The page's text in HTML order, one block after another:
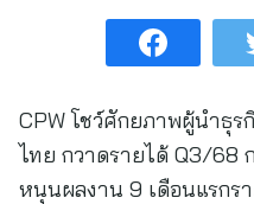
CPW โชว์ศักยภาพผู้นำธุ
ไทย กวาดรายได้ Q3/68
หนุนผลงาน 9 เดือนแรกร